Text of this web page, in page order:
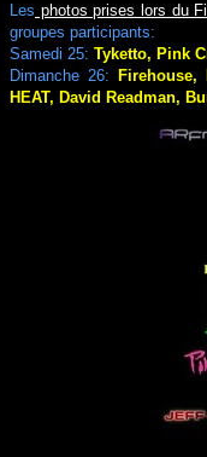
Les photos prises lors du
groupes participants:
Samedi 25: Tyketto, Pink
Dimanche 26:
HEAT, David Readman,